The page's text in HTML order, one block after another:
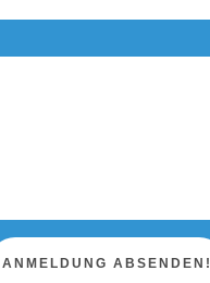
ANMELDUNG ABSENDEN!